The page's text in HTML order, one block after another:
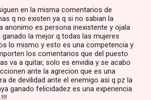
en la misma comentarios de
q no existen ya q si no sabian la
anonimo es persona inexistente y ojala
ganado la mejor q todas las mujeres
lo mismo y esto es una competencia y
los comentarios que del puesto
va a quitar, solo es envidia y se acabo
ante la agrecion que es una
de devilidad ante el enemigo asi q pz la
ganado felicidadez es una experiencia